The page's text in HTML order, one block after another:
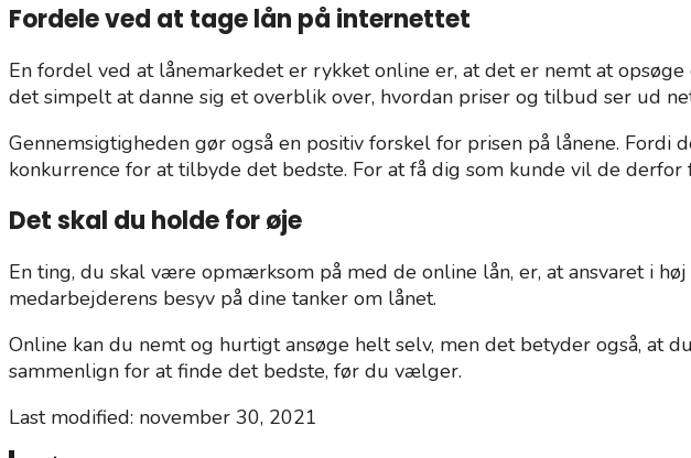
Fordele ved at tage lån på internettet
En fordel ved at lånemarkedet er rykket online er, at det er nemt at
det simpelt at danne sig et overblik over, hvordan priser og tilbud ser ud
Gennemsigtigheden gør også en positiv forskel for prisen på lånene.
konkurrence for at tilbyde det bedste. For at få dig som kunde vil de
Det skal du holde for øje
En ting, du skal være opmærksom på med de online lån, er, at ansvaret i
medarbejderens besyv på dine tanker om lånet.
Online kan du nemt og hurtigt ansøge helt selv, men det betyder også, at
sammenlign for at finde det bedste, før du vælger.
Last modified: november 30, 2021